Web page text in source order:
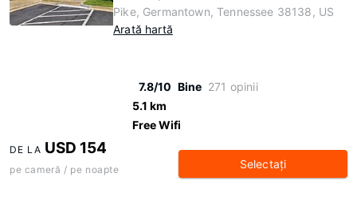
Pike, Germantown, Tennessee 38138, US
Arată hartă
7.8/10 Bine 271 opinii
5.1 km
Free Wifi
DE LA USD 154
pe cameră / pe noapte Selectaţi